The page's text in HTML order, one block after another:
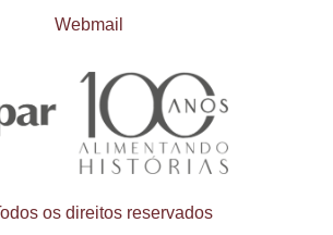
Webmail
os direitos reservados